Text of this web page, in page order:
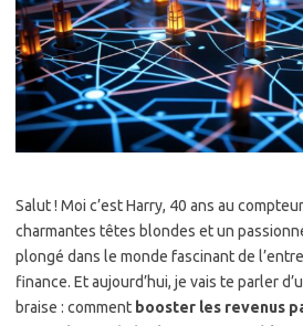
Salut ! Moi c’est Harry, 40 ans au
charmantes têtes blondes et un
plongé dans le monde fascinant de
finance. Et aujourd’hui, je vais te parler
braise : comment booster les revenus